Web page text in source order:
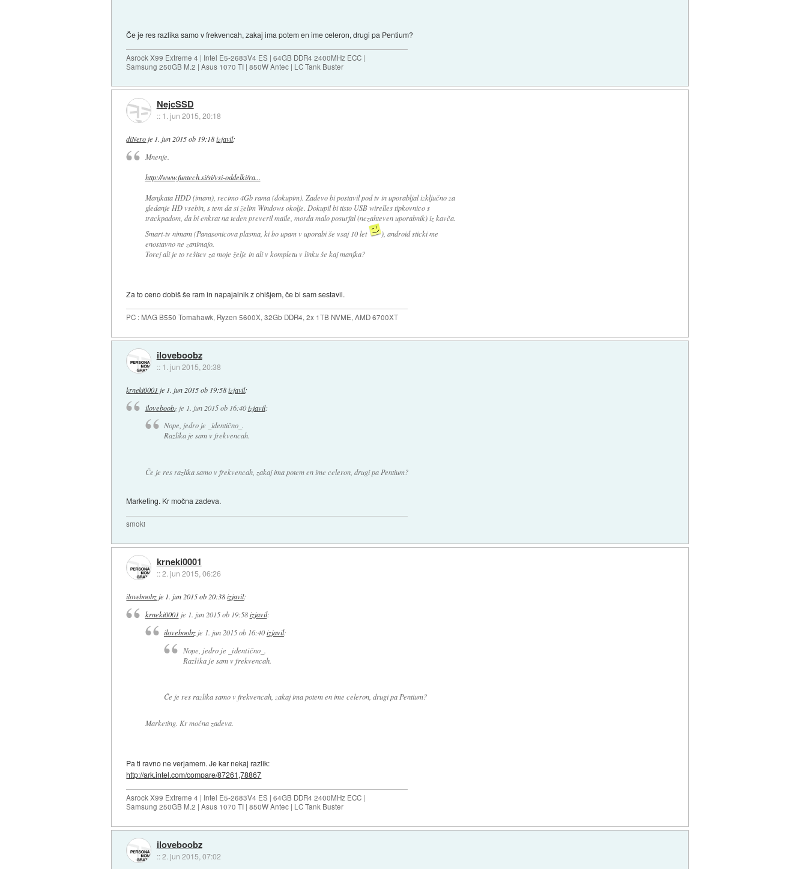
Če je res razlika samo v frekvencah, zakaj ima potem en ime celeron, drugi pa Pentium?
Asrock X99 Extreme 4 | Intel E5-2683V4 ES | 64GB DDR4 2400MHz ECC |
Samsung 250GB M.2 | Asus 1070 TI | 850W Antec | LC Tank Buster
NejcSSD
:: 1. jun 2015, 20:18
diNero je 1. jun 2015 ob 19:18 izjavil:
Mnenje.
http://www.funtech.si/si/vsi-oddelki/ra...
Manjkata HDD (imam), recimo 4Gb rama (dokupim). Zadevo bi postavil pod tv in uporabljal izključno za
gledanje HD vsebin, s tem da si želim Windows okolje. Dokupil bi tisto USB wirelles tipkovnico s
trackpadom, da bi enkrat na teden preveril maile, morda malo posurfal (nezahteven uporabnik) iz kavča.
Smart-tv nimam (Panasonicova plasma, ki bo upam v uporabi še vsaj 10 let
), android sticki me
enostavno ne zanimajo.
Torej ali je to rešitev za moje želje in ali v kompletu v linku še kaj manjka?
Za to ceno dobiš še ram in napajalnik z ohišjem, če bi sam sestavil.
PC : MAG B550 Tomahawk, Ryzen 5600X, 32Gb DDR4, 2x 1TB NVME, AMD 6700XT
iloveboobz
:: 1. jun 2015, 20:38
krneki0001 je 1. jun 2015 ob 19:58 izjavil:
iloveboobzje 1. jun 2015 ob 16:40 izjavil:
Nope, jedro je _identično_.
Razlika je sam v frekvencah.
Če je res razlika samo v frekvencah, zakaj ima potem en ime celeron, drugi pa Pentium?
Marketing. Kr močna zadeva.
smoki
krneki0001
::2. jun 2015, 06:26
iloveboobz je 1. jun 2015 ob 20:38 izjavil:
krneki0001 je 1. jun 2015 ob 19:58 izjavil:
iloveboobzje 1. jun 2015 ob 16:40izjavil:
Nope, jedro je _identično_.
Razlika je sam v frekvencah.
Če je res razlika samo v frekvencah, zakaj ima potem en ime celeron, drugi pa Pentium?
Marketing. Kr močna zadeva.
Pa ti ravno ne verjamem. Je kar nekaj razlik:
http://ark.intel.com/compare/87261,78867
Asrock X99 Extreme 4 | Intel E5-2683V4 ES | 64GB DDR4 2400MHz ECC |
Samsung 250GB M.2 | Asus 1070 TI | 850W Antec | LC Tank Buster
iloveboobz
::2. jun 2015, 07:02